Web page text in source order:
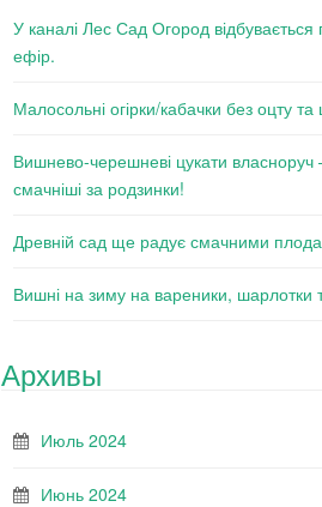
У каналі Лес Сад Огород
ефір.
Малосольні огірки/кабачки без оцту та
Вишнево-черешневі цукати
смачніші за родзинки!
Древній сад ще радує смачними
Вишні на зиму на вареники, шарлотки
Архивы
Июль 2024
Июнь 2024